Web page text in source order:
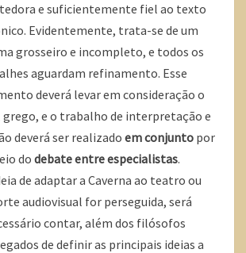
e suficientemente fiel ao texto
Evidentemente, trata-se de um
grosseiro e incompleto, e todos os
aguardam refinamento. Esse
deverá levar em consideração o
e o trabalho de interpretação e
deverá ser realizado em conjunto por
dodebate entre especialistas.
de adaptar a Caverna ao teatro ou
audiovisual for perseguida, será
contar, além dos filósofos
de definir as principais ideias a